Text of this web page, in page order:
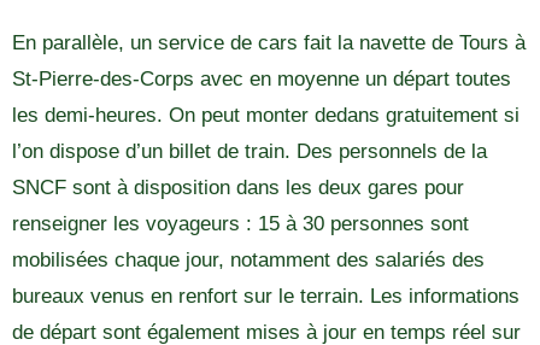
En parallèle, un service de cars fait la navette de Tours à
St-Pierre-des-Corps avec en moyenne un départ toutes
les demi-heures. On peut monter dedans gratuitement si
l’on dispose d’un billet de train. Des personnels de la
SNCF sont à disposition dans les deux gares pour
renseigner les voyageurs : 15 à 30 personnes sont
mobilisées chaque jour, notamment des salariés des
bureaux venus en renfort sur le terrain. Les informations
de départ sont également mises à jour en temps réel sur